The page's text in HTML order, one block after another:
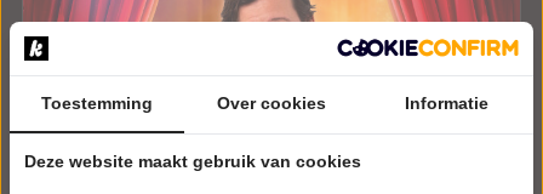
Toestemming Over cookies Informatie
Deze website maakt gebruik van cookies